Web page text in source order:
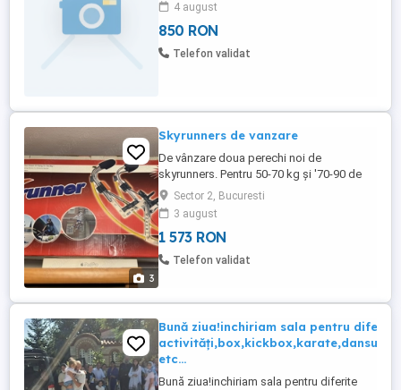
4 august
850 RON
Telefon validat
3
Skyrunners de vanzare
De vânzare doua perechi noi de
skyrunners. Pentru 50-70 kg și '70-90 de
kg. Sector 2, Bucuresti
3 august
1 573 RON
Telefon validat
Bună ziua!inchiriam sala pentru diferite
etc...
Bună ziua!inchiriam sala pentru diferite